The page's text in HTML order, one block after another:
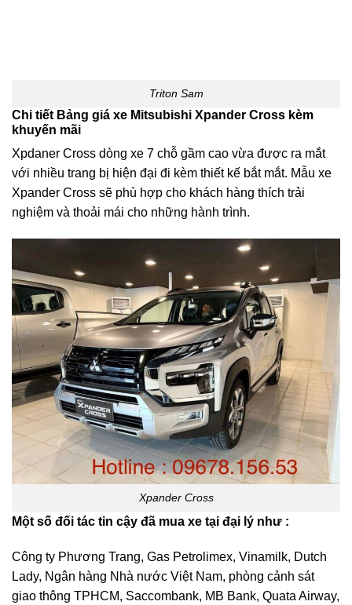
Triton Sam
Chi tiết Bảng giá xe Mitsubishi Xpander Cross kèm
khuyến mãi
Xpdaner Cross dòng xe 7 chỗ gầm cao vừa được ra mắt
với nhiều trang bị hiện đại đi kèm thiết kế bắt mắt. Mẫu xe
Xpander Cross sẽ phù hợp cho khách hàng thích trải
nghiệm và thoải mái cho những hành trình.
Xpander Cross
Một số đối tác tin cậy đã mua xe tại đại lý như :
Công ty Phương Trang, Gas Petrolimex, Vinamilk, Dutch
Lady, Ngân hàng Nhà nước Việt Nam, phòng cảnh sát
giao thông TPHCM, Saccombank, MB Bank, Quata Airway,